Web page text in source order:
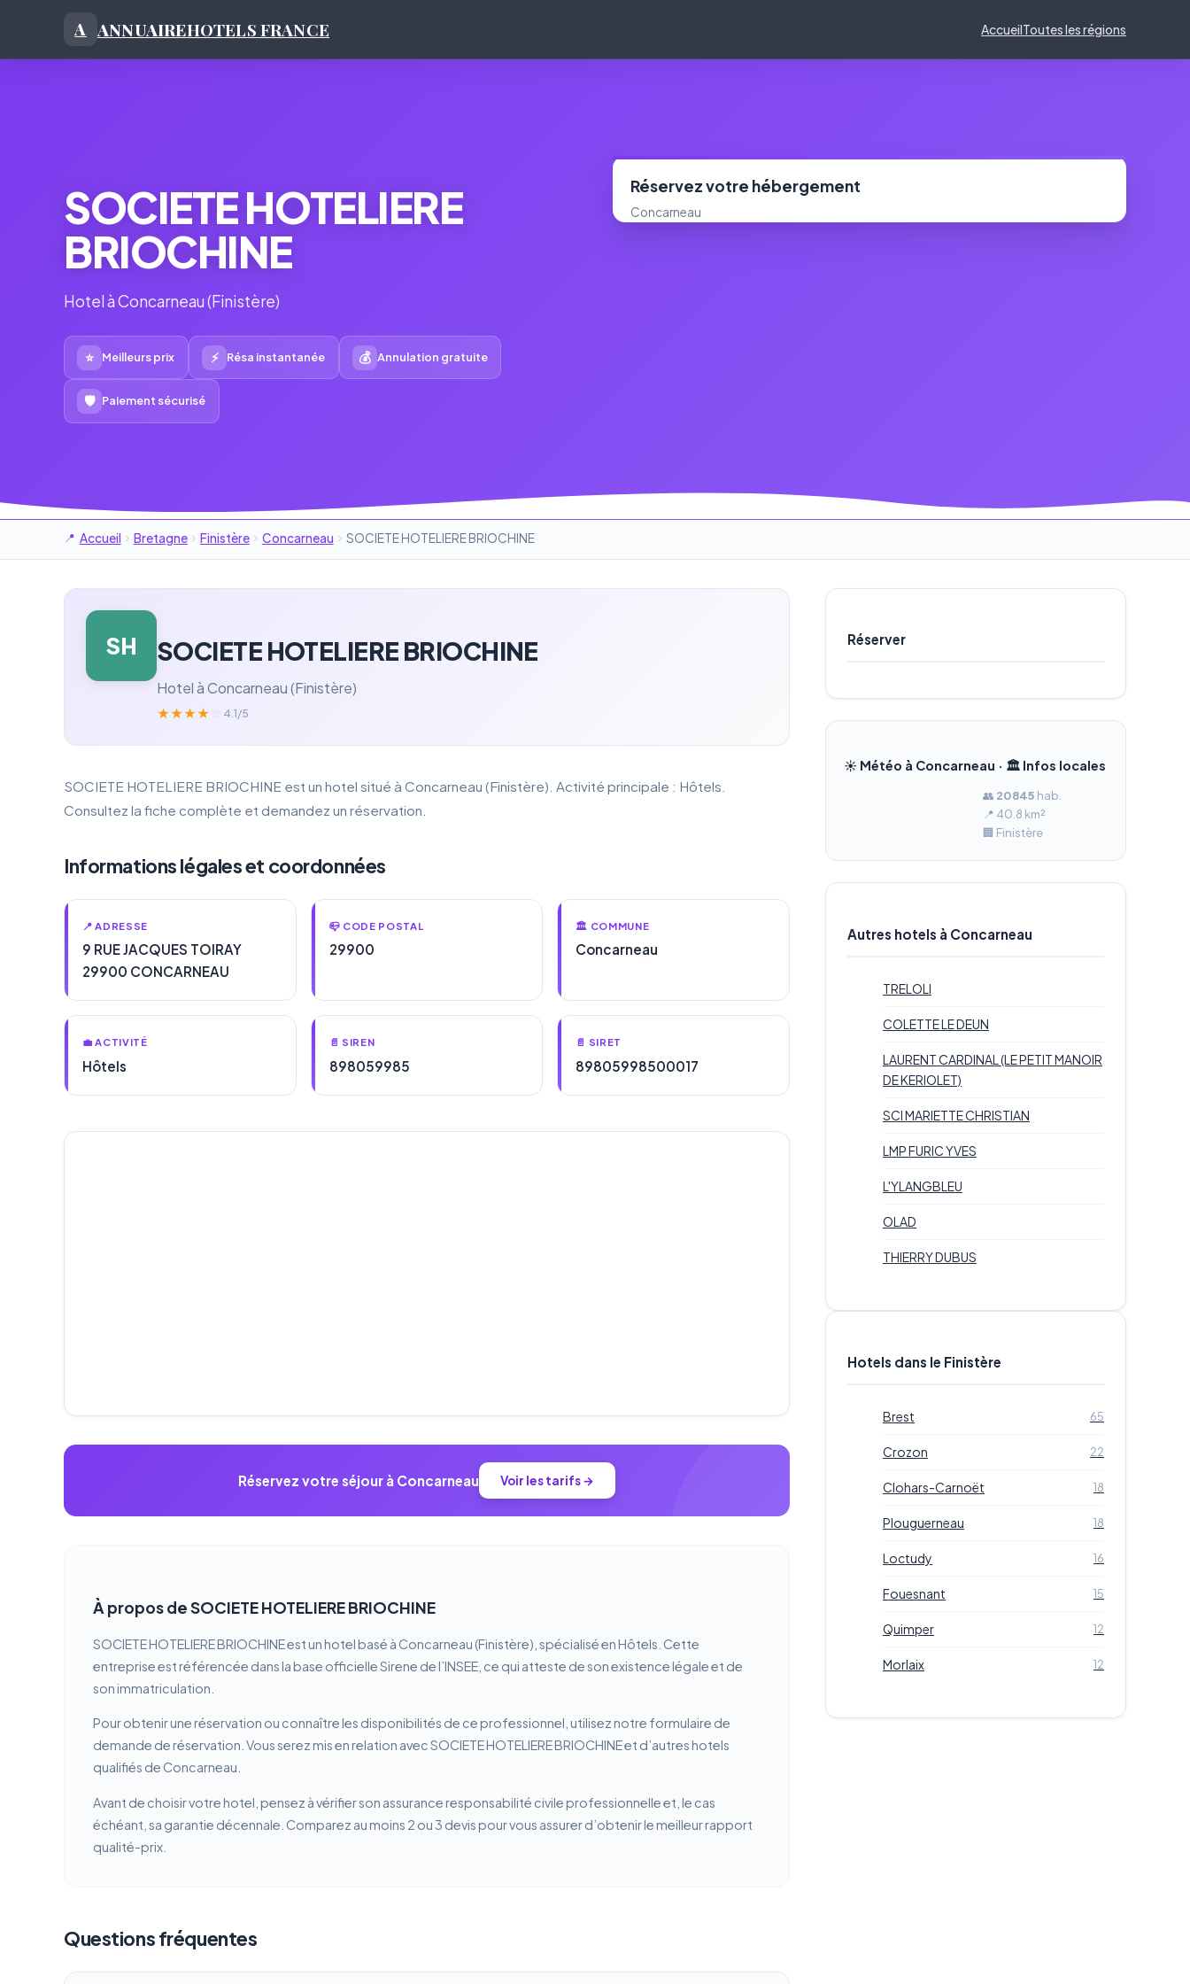
A ANNUAIREHOTELS FRANCE AccueilToutes les régions
SOCIETE HOTELIERE
BRIOCHINE
Hotel à Concarneau (Finistère)
⭐ Meilleurs prix ⚡ Résa instantanée 💰 Annulation gratuite
🛡 Paiement sécurisé
Réservez votre hébergement
Concarneau
Accueil Bretagne Finistère Concarneau SOCIETE HOTELIERE BRIOCHINE
SH SOCIETE HOTELIERE BRIOCHINE
Hotel à Concarneau (Finistère)
★★★★ 4.1/5
SOCIETE HOTELIERE BRIOCHINE est un hotel situé à Concarneau (Finistère). Activité principale : Hôtels.
Consultez la fiche complète et demandez un réservation.
Informations légales et coordonnées
📍 ADRESSE
9 RUE JACQUES TOIRAY
29900 CONCARNEAU
📪 CODE POSTAL
29900
🏛️ COMMUNE
Concarneau
💼 ACTIVITÉ
Hôtels
📄 SIREN
898059985
📄 SIRET
89805998500017
Réservez votre séjour à Concarneau Voir les tarifs →
À propos de SOCIETE HOTELIERE BRIOCHINE
SOCIETE HOTELIERE BRIOCHINE est un hotel basé à Concarneau (Finistère), spécialisé en Hôtels. Cette
entreprise est référencée dans la base officielle Sirene de l’INSEE, ce qui atteste de son existence légale et de
son immatriculation.
Pour obtenir une réservation ou connaître les disponibilités de ce professionnel, utilisez notre formulaire de
demande de réservation. Vous serez mis en relation avec SOCIETE HOTELIERE BRIOCHINE et d’autres hotels
qualifiés de Concarneau.
Avant de choisir votre hotel, pensez à vérifier son assurance responsabilité civile professionnelle et, le cas
échéant, sa garantie décennale. Comparez au moins 2 ou 3 devis pour vous assurer d’obtenir le meilleur rapport
qualité-prix.
Questions fréquentes
Réserver
☀️ Météo à Concarneau · 🏛️ Infos locales
👥 20 845 hab.
📍 40.8 km²
🏢 Finistère
Autres hotels à Concarneau
TRELOLI
COLETTE LE DEUN
LAURENT CARDINAL (LE PETIT MANOIR
DE KERIOLET)
SCI MARIETTE CHRISTIAN
LMP FURIC YVES
L'YLANGBLEU
OLAD
THIERRY DUBUS
Hotels dans le Finistère
Brest 65
Crozon 22
Clohars-Carnoët 18
Plouguerneau 18
Loctudy 16
Fouesnant 15
Quimper 12
Morlaix 12